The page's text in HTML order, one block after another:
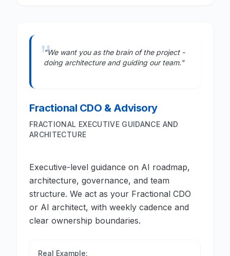
"We want you as the brain of the project -
doing architecture and guiding our team."
Fractional CDO & Advisory
FRACTIONAL EXECUTIVE GUIDANCE AND
ARCHITECTURE
Executive-level guidance on AI roadmap,
architecture, governance, and team
structure. We act as your Fractional CDO
or AI architect, with weekly cadence and
clear ownership boundaries.
Real Example: